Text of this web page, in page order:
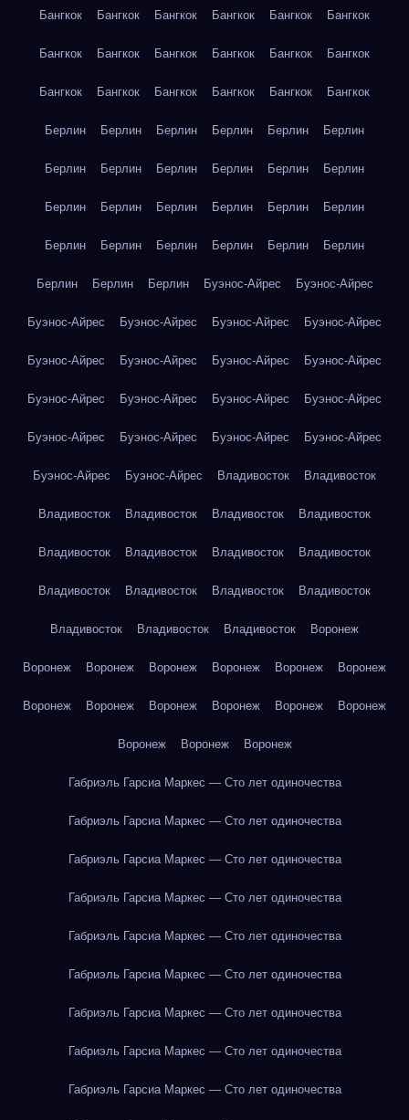
Бангкок Бангкок Бангкок Бангкок Бангкок Бангкок
Бангкок Бангкок Бангкок Бангкок Бангкок Бангкок
Бангкок Бангкок Бангкок Бангкок Бангкок Бангкок
Берлин Берлин Берлин Берлин Берлин Берлин
Берлин Берлин Берлин Берлин Берлин Берлин
Берлин Берлин Берлин Берлин Берлин Берлин
Берлин Берлин Берлин Берлин Берлин Берлин
Берлин Берлин Берлин Буэнос-Айрес Буэнос-Айрес
Буэнос-Айрес Буэнос-Айрес Буэнос-Айрес Буэнос-Айрес
Буэнос-Айрес Буэнос-Айрес Буэнос-Айрес Буэнос-Айрес
Буэнос-Айрес Буэнос-Айрес Буэнос-Айрес Буэнос-Айрес
Буэнос-Айрес Буэнос-Айрес Буэнос-Айрес Буэнос-Айрес
Буэнос-Айрес Буэнос-Айрес Владивосток Владивосток
Владивосток Владивосток Владивосток Владивосток
Владивосток Владивосток Владивосток Владивосток
Владивосток Владивосток Владивосток Владивосток
Владивосток Владивосток Владивосток Воронеж
Воронеж Воронеж Воронеж Воронеж Воронеж Воронеж
Воронеж Воронеж Воронеж Воронеж Воронеж Воронеж
Воронеж Воронеж Воронеж
Габриэль Гарсиа Маркес — Сто лет одиночества
Габриэль Гарсиа Маркес — Сто лет одиночества
Габриэль Гарсиа Маркес — Сто лет одиночества
Габриэль Гарсиа Маркес — Сто лет одиночества
Габриэль Гарсиа Маркес — Сто лет одиночества
Габриэль Гарсиа Маркес — Сто лет одиночества
Габриэль Гарсиа Маркес — Сто лет одиночества
Габриэль Гарсиа Маркес — Сто лет одиночества
Габриэль Гарсиа Маркес — Сто лет одиночества